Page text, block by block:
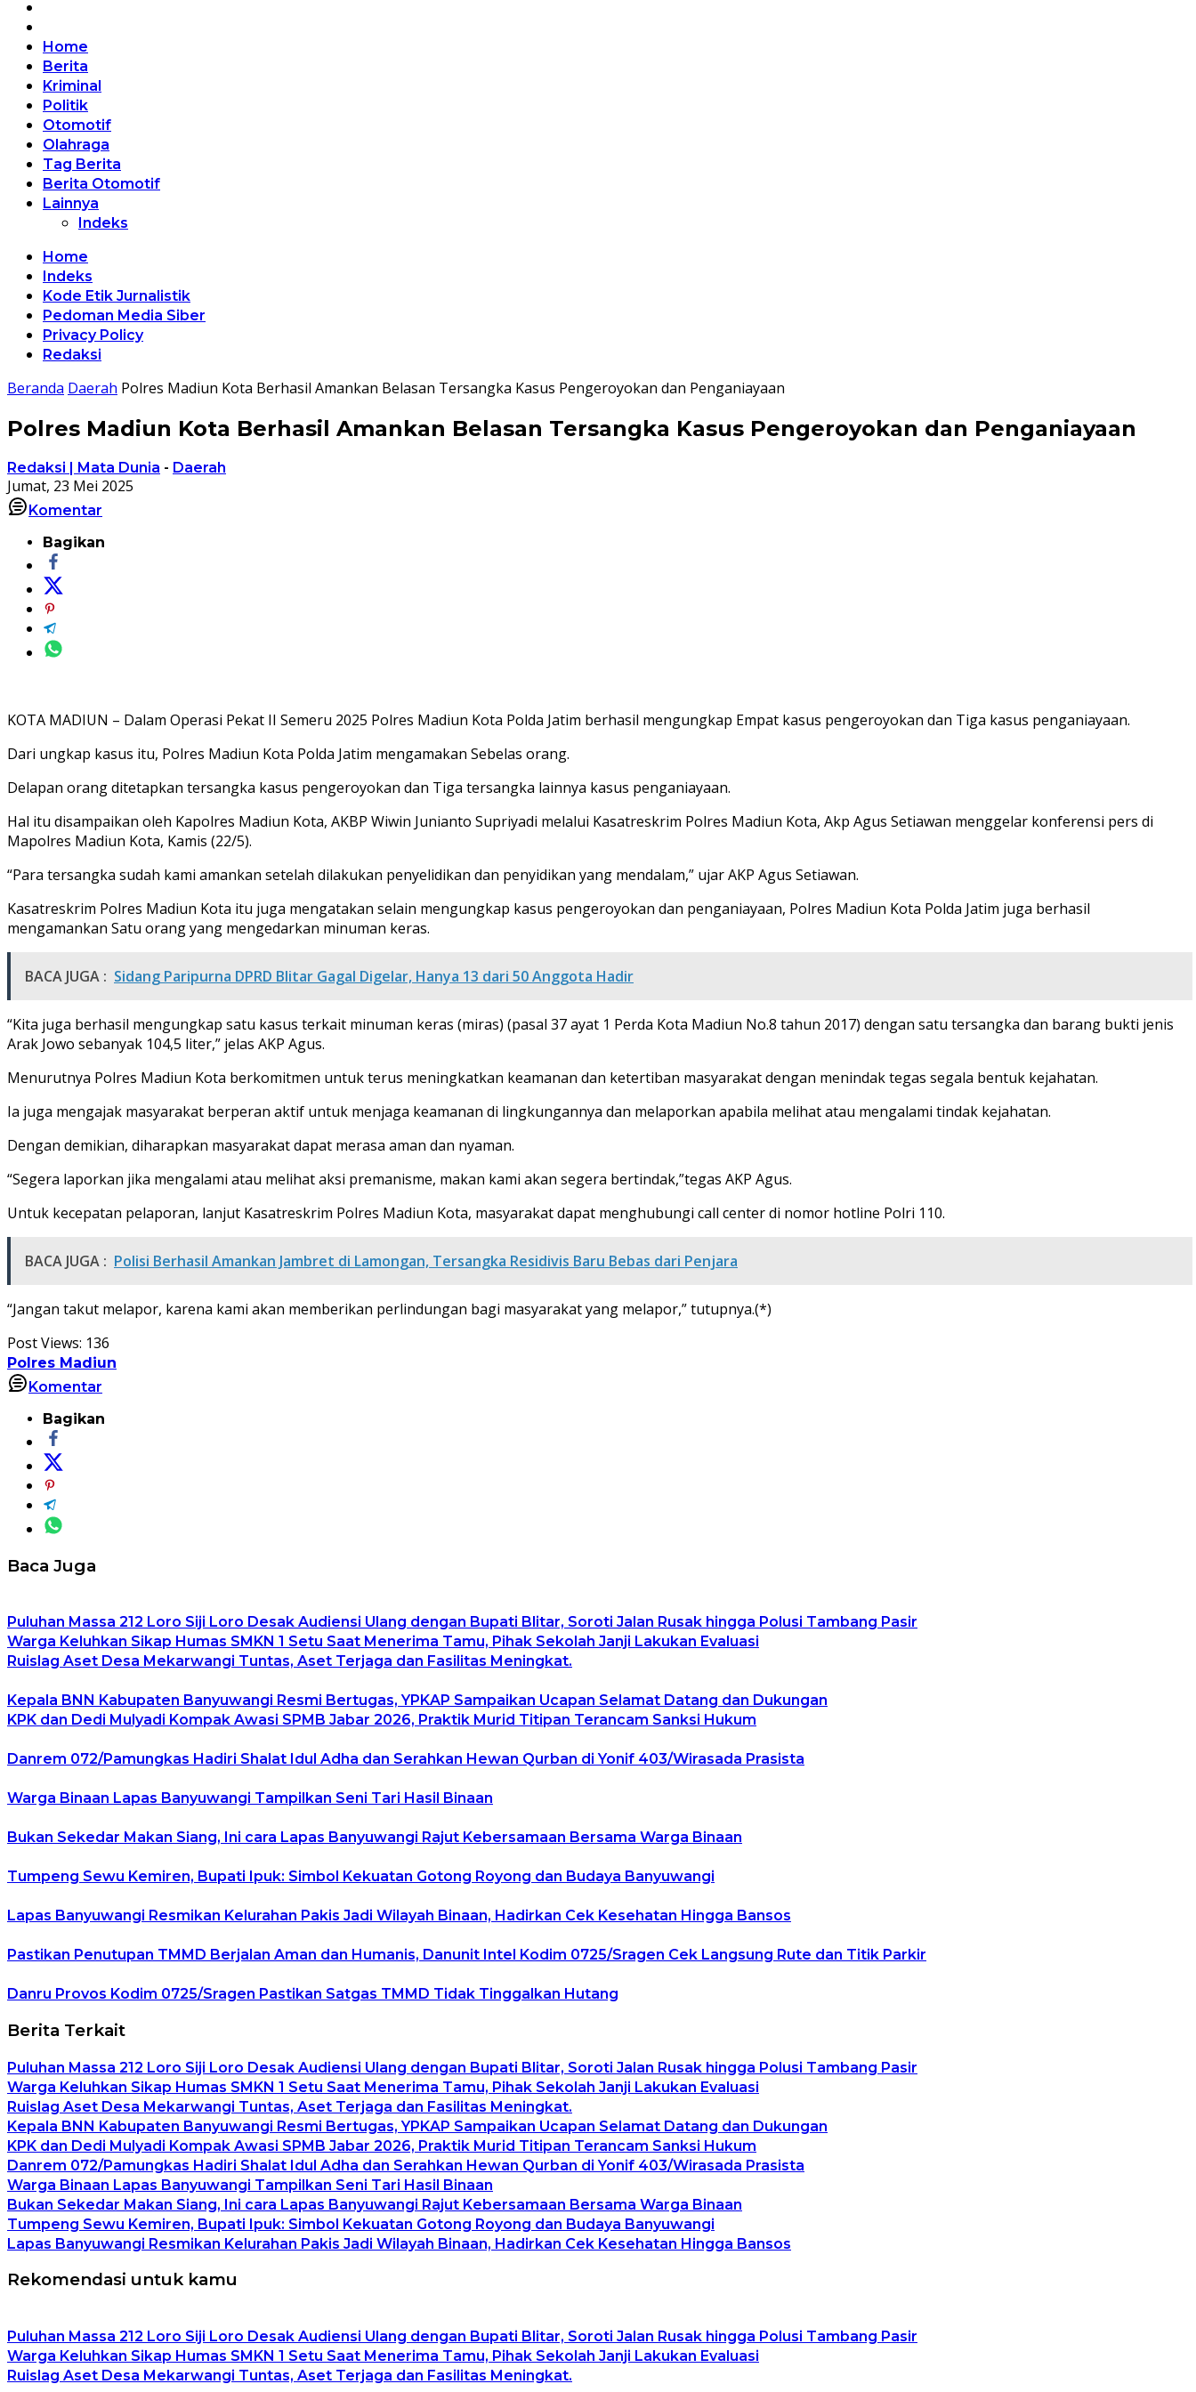
Home
Berita
Kriminal
Politik
Otomotif
Olahraga
Tag Berita
Berita Otomotif
Lainnya
Indeks
Home
Indeks
Kode Etik Jurnalistik
Pedoman Media Siber
Privacy Policy
Redaksi
Beranda Daerah Polres Madiun Kota Berhasil Amankan Belasan Tersangka Kasus Pengeroyokan dan Penganiayaan
Polres Madiun Kota Berhasil Amankan Belasan Tersangka Kasus Pengeroyokan dan Penganiayaan
Redaksi | Mata Dunia - Daerah
Jumat, 23 Mei 2025
Komentar
Bagikan
KOTA MADIUN – Dalam Operasi Pekat II Semeru 2025 Polres Madiun Kota Polda Jatim berhasil mengungkap Empat kasus pengeroyokan dan Tiga kasus penganiayaan.
‎Dari ungkap kasus itu, Polres Madiun Kota Polda Jatim mengamakan Sebelas orang.
Delapan orang ditetapkan tersangka kasus pengeroyokan dan Tiga tersangka lainnya kasus penganiayaan.
Hal itu disampaikan oleh Kapolres Madiun Kota, AKBP Wiwin Junianto Supriyadi melalui Kasatreskrim Polres Madiun Kota, Akp Agus Setiawan menggelar konferensi pers di
Mapolres Madiun Kota, Kamis (22/5).
‎“Para tersangka sudah kami amankan setelah dilakukan penyelidikan dan penyidikan yang mendalam,” ujar AKP Agus Setiawan.
‎Kasatreskrim Polres Madiun Kota itu juga mengatakan selain mengungkap kasus pengeroyokan dan penganiayaan, Polres Madiun Kota Polda Jatim juga berhasil
mengamankan Satu orang yang mengedarkan minuman keras.
BACA JUGA : Sidang Paripurna DPRD Blitar Gagal Digelar, Hanya 13 dari 50 Anggota Hadir
“Kita juga berhasil mengungkap satu kasus terkait minuman keras (miras) (pasal 37 ayat 1 Perda Kota Madiun No.8 tahun 2017) dengan satu tersangka dan barang bukti jenis
Arak Jowo sebanyak 104,5 liter,” jelas AKP Agus.
‎Menurutnya Polres Madiun Kota berkomitmen untuk terus meningkatkan keamanan dan ketertiban masyarakat dengan menindak tegas segala bentuk kejahatan.
Ia juga mengajak masyarakat berperan aktif untuk menjaga keamanan di lingkungannya dan melaporkan apabila melihat atau mengalami tindak kejahatan.
Dengan demikian, diharapkan masyarakat dapat merasa aman dan nyaman.
“Segera laporkan jika mengalami atau melihat aksi premanisme, makan kami akan segera bertindak,”tegas AKP Agus.
Untuk kecepatan pelaporan, lanjut Kasatreskrim Polres Madiun Kota, masyarakat dapat menghubungi call center di nomor hotline Polri 110.
BACA JUGA : Polisi Berhasil Amankan Jambret di Lamongan, Tersangka Residivis Baru Bebas dari Penjara
“Jangan takut melapor, karena kami akan memberikan perlindungan bagi masyarakat yang melapor,” tutupnya.(*)
Post Views: 136
Polres Madiun
Komentar
Bagikan
Baca Juga
Puluhan Massa 212 Loro Siji Loro Desak Audiensi Ulang dengan Bupati Blitar, Soroti Jalan Rusak hingga Polusi Tambang Pasir
Warga Keluhkan Sikap Humas SMKN 1 Setu Saat Menerima Tamu, Pihak Sekolah Janji Lakukan Evaluasi
Ruislag Aset Desa Mekarwangi Tuntas, Aset Terjaga dan Fasilitas Meningkat.
Kepala BNN Kabupaten Banyuwangi Resmi Bertugas, YPKAP Sampaikan Ucapan Selamat Datang dan Dukungan
KPK dan Dedi Mulyadi Kompak Awasi SPMB Jabar 2026, Praktik Murid Titipan Terancam Sanksi Hukum
Danrem 072/Pamungkas Hadiri Shalat Idul Adha dan Serahkan Hewan Qurban di Yonif 403/Wirasada Prasista
Warga Binaan Lapas Banyuwangi Tampilkan Seni Tari Hasil Binaan
Bukan Sekedar Makan Siang, Ini cara Lapas Banyuwangi Rajut Kebersamaan Bersama Warga Binaan
Tumpeng Sewu Kemiren, Bupati Ipuk: Simbol Kekuatan Gotong Royong dan Budaya Banyuwangi
Lapas Banyuwangi Resmikan Kelurahan Pakis Jadi Wilayah Binaan, Hadirkan Cek Kesehatan Hingga Bansos
Pastikan Penutupan TMMD Berjalan Aman dan Humanis, Danunit Intel Kodim 0725/Sragen Cek Langsung Rute dan Titik Parkir
Danru Provos Kodim 0725/Sragen Pastikan Satgas TMMD Tidak Tinggalkan Hutang
Berita Terkait
Puluhan Massa 212 Loro Siji Loro Desak Audiensi Ulang dengan Bupati Blitar, Soroti Jalan Rusak hingga Polusi Tambang Pasir
Warga Keluhkan Sikap Humas SMKN 1 Setu Saat Menerima Tamu, Pihak Sekolah Janji Lakukan Evaluasi
Ruislag Aset Desa Mekarwangi Tuntas, Aset Terjaga dan Fasilitas Meningkat.
Kepala BNN Kabupaten Banyuwangi Resmi Bertugas, YPKAP Sampaikan Ucapan Selamat Datang dan Dukungan
KPK dan Dedi Mulyadi Kompak Awasi SPMB Jabar 2026, Praktik Murid Titipan Terancam Sanksi Hukum
Danrem 072/Pamungkas Hadiri Shalat Idul Adha dan Serahkan Hewan Qurban di Yonif 403/Wirasada Prasista
Warga Binaan Lapas Banyuwangi Tampilkan Seni Tari Hasil Binaan
Bukan Sekedar Makan Siang, Ini cara Lapas Banyuwangi Rajut Kebersamaan Bersama Warga Binaan
Tumpeng Sewu Kemiren, Bupati Ipuk: Simbol Kekuatan Gotong Royong dan Budaya Banyuwangi
Lapas Banyuwangi Resmikan Kelurahan Pakis Jadi Wilayah Binaan, Hadirkan Cek Kesehatan Hingga Bansos
Rekomendasi untuk kamu
Puluhan Massa 212 Loro Siji Loro Desak Audiensi Ulang dengan Bupati Blitar, Soroti Jalan Rusak hingga Polusi Tambang Pasir
Warga Keluhkan Sikap Humas SMKN 1 Setu Saat Menerima Tamu, Pihak Sekolah Janji Lakukan Evaluasi
Ruislag Aset Desa Mekarwangi Tuntas, Aset Terjaga dan Fasilitas Meningkat.